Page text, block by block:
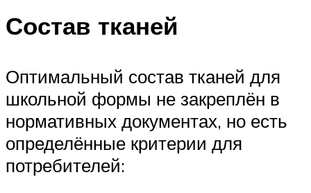
Состав тканей
Оптимальный состав тканей для
школьной формы не закреплён в
нормативных документах, но есть
определённые критерии для
потребителей: